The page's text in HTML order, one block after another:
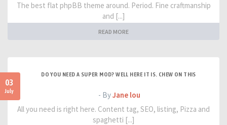
The best flat phpBB theme around. Period. Fine craftmanship
and [...]
READ MORE
03
July
DO YOU NEED A SUPER MOD? WELL HERE IT IS. CHEW ON THIS
- ByJane lou
All you need is right here. Content tag, SEO, listing, Pizza and
spaghetti [...]